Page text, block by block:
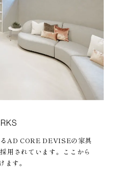
AD CORE DEVISEの家具
用されています。ここから
す。